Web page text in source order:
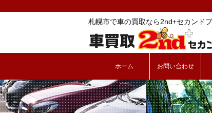
札幌市で車の買取なら2nd+セカンド
ホーム お問い合わせ